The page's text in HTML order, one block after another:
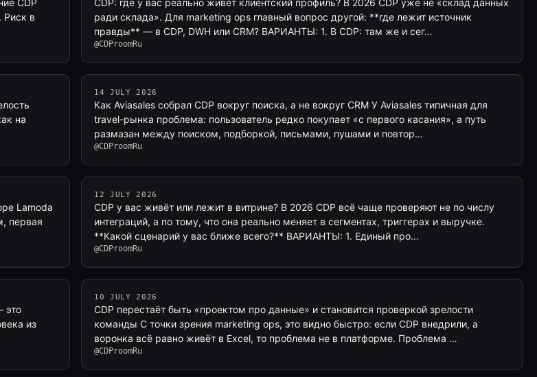
CDP
Риск в
CDP: где у вас реально живёт клиентский профиль? В 2026 CDP уже не «склад данных
ради склада». Для marketing ops главный вопрос другой: **где лежит источник
правды** — в CDP, DWH или CRM? ВАРИАНТЫ: 1. В CDP: там же и сег…
@CDProomRu
на
14 JULY 2026
Как Aviasales собрал CDP вокруг поиска, а не вокруг CRM У Aviasales типичная для
travel-рынка проблема: пользователь редко покупает «с первого касания», а путь
размазан между поиском, подборкой, письмами, пушами и повтор…
@CDProomRu
Lamoda
первая
12 JULY 2026
CDP у вас живёт или лежит в витрине? В 2026 CDP всё чаще проверяют не по числу
интеграций, а по тому, что она реально меняет в сегментах, триггерах и выручке.
**Какой сценарий у вас ближе всего?** ВАРИАНТЫ: 1. Единый про…
@CDProomRu
это
из
10 JULY 2026
CDP перестаёт быть «проектом про данные» и становится проверкой зрелости
команды С точки зрения marketing ops, это видно быстро: если CDP внедрили, а
воронка всё равно живёт в Excel, то проблема не в платформе. Проблема …
@CDProomRu